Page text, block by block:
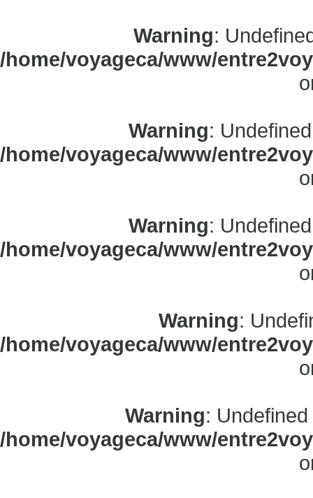
Warning:
/home/voyageca/www/
Warning:
/home/voyageca/www/
Warning:
/home/voyageca/www/
Warning:
/home/voyageca/www/
Warning:
/home/voyageca/www/